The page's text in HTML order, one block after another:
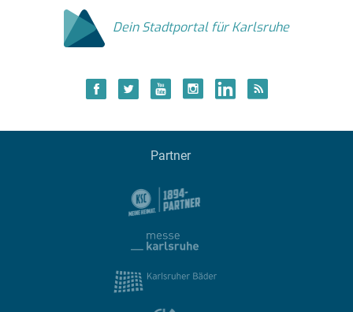
Dein Stadtportal für Karlsruhe
Partner